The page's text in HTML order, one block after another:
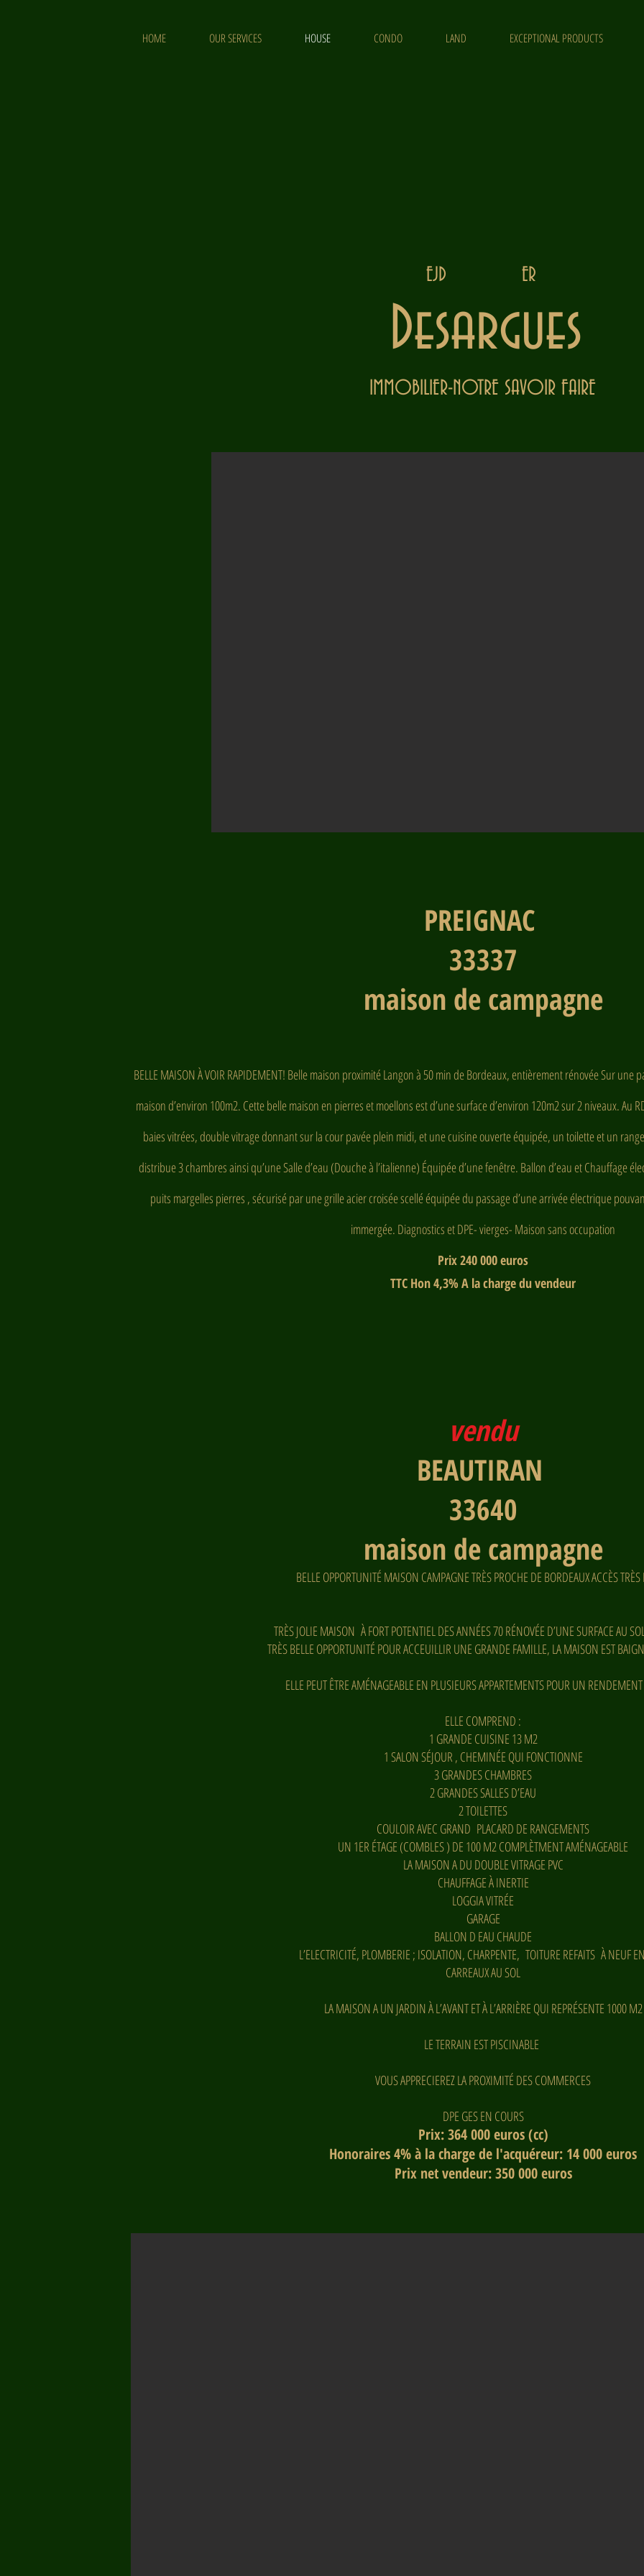
HOME OUR SERVICES HOUSE CONDO LAND EXCEPTIONAL PRODUCTS
EJD ER
Desargues
IMMOBILIER-NOTRE SAVOIR FAIRE
PREIGNAC
33337
maison de campagne
BELLE MAISON À VOIR RAPIDEMENT! Belle maison proximité Langon à 50 min de Bordeaux, entièrement rénovée Sur
maison d’environ 100m2. Cette belle maison en pierres et moellons est d’une surface d’environ 120m2 sur 2 niveaux. Au
baies vitrées, double vitrage donnant sur la cour pavée plein midi, et une cuisine ouverte équipée, un toilette et un
distribue 3 chambres ainsi qu’une Salle d’eau (Douche à l’italienne) Équipée d’une fenêtre. Ballon d’eau et Chauffage
puits margelles pierres , sécurisé par une grille acier croisée scellé équipée du passage d’une arrivée électrique
immergée. Diagnostics et DPE- vierges- Maison sans occupation
Prix 240 000 euros
TTC Hon 4,3% A la charge du vendeur
vendu
BEAUTIRAN
33640
maison de campagne
BELLE OPPORTUNITÉ MAISON CAMPAGNE TRÈS PROCHE DE BORDEAUX ACCÈS TRÈS
TRÈS JOLIE MAISON À FORT POTENTIEL DES ANNÉES 70 RÉNOVÉE D’UNE SURFACE AU
TRÈS BELLE OPPORTUNITÉ POUR ACCEUILLIR UNE GRANDE FAMILLE, LA MAISON EST
ELLE PEUT ÊTRE AMÉNAGEABLE EN PLUSIEURS APPARTEMENTS POUR UN
ELLE COMPREND :
1 GRANDE CUISINE 13 M2
1 SALON SÉJOUR , CHEMINÉE QUI FONCTIONNE
3 GRANDES CHAMBRES
2 GRANDES SALLES D’EAU
2 TOILETTES
COULOIR AVEC GRAND PLACARD DE RANGEMENTS
UN 1ER ÉTAGE (COMBLES ) DE 100 M2 COMPLÈTMENT AMÉNAGEABLE
LA MAISON A DU DOUBLE VITRAGE PVC
CHAUFFAGE À INERTIE
LOGGIA VITRÉE
GARAGE
BALLON D EAU CHAUDE
L’ELECTRICITÉ, PLOMBERIE ; ISOLATION, CHARPENTE, TOITURE REFAITS À NEUF
CARREAUX AU SOL
LA MAISON A UN JARDIN À L’AVANT ET À L’ARRIÈRE QUI REPRÉSENTE 1000 M2
LE TERRAIN EST PISCINABLE
VOUS APPRECIEREZ LA PROXIMITÉ DES COMMERCES
DPE GES EN COURS
Prix: 364 000 euros (cc)
Honoraires 4% à la charge de l'acquéreur: 14 000 euros
Prix net vendeur: 350 000 euros